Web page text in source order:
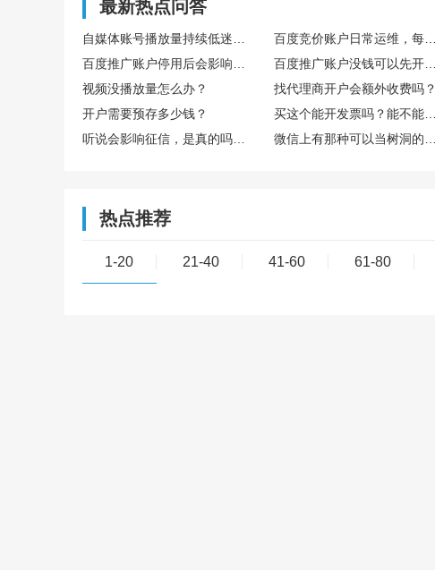
最新热点问答
视频没播放量怎么办？
找代理商开户会额外收费吗？
开户需要预存多少钱？
热点推荐
1-20 21-40 41-60 61-80